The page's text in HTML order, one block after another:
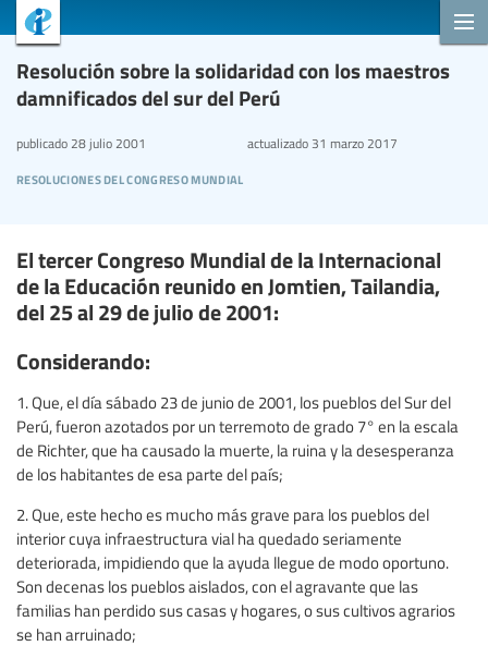
Resolución sobre la solidaridad con los maestros
damnificados del sur del Perú
resoluciones del congreso mundial
publicado 28 julio 2001 actualizado31 marzo 2017
El tercer Congreso Mundial de la Internacional
de la Educación reunido en Jomtien, Tailandia,
del 25 al 29 de julio de 2001:
Considerando:
1. Que, el día sábado 23 de junio de 2001, los pueblos del Sur del
Perú, fueron azotados por un terremoto de grado 7° en la escala
de Richter, que ha causado la muerte, la ruina y la desesperanza
de los habitantes de esa parte del país;
2. Que, este hecho es mucho más grave para los pueblos del
interior cuya infraestructura vial ha quedado seriamente
deteriorada, impidiendo que la ayuda llegue de modo oportuno.
Son decenas los pueblos aislados, con el agravante que las
familias han perdido sus casas y hogares, o sus cultivos agrarios
se han arruinado;